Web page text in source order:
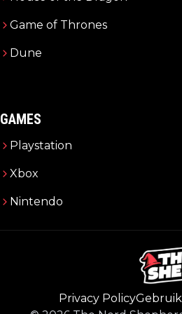
Game of Thrones
Dune
GAMES
Playstation
Xbox
Nintendo
Privacy Policy